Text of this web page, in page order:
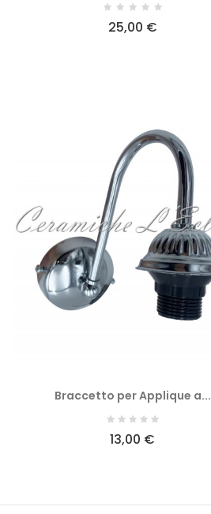
25,00 €
Braccetto per Applique a...
13,00 €